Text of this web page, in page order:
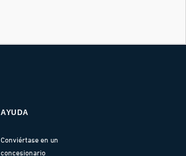
AYUDA
Conviértase en un
concesionario